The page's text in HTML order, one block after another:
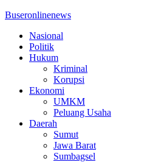
Buseronlinenews
Nasional
Politik
Hukum
Kriminal
Korupsi
Ekonomi
UMKM
Peluang Usaha
Daerah
Sumut
Jawa Barat
Sumbagsel